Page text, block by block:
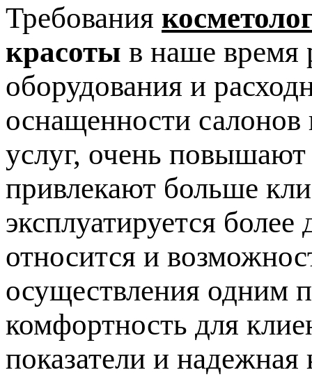
Требования
красоты в наше время
оборудования и
оснащенности салонов
услуг, очень
привлекают больше
эксплуатируется
относится и
осуществления одним
комфортность для
показатели и надежная